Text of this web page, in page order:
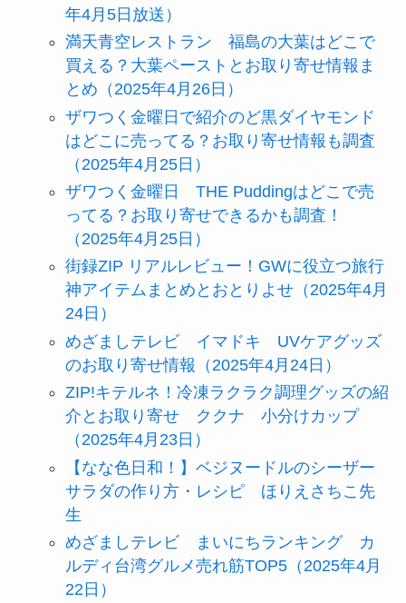
年4月5日放送）
満天青空レストラン 福島の大葉はどこで
買える？大葉ペーストとお取り寄せ情報ま
とめ（2025年4月26日）
ザワつく金曜日で紹介のど黒ダイヤモンド
はどこに売ってる？お取り寄せ情報も調査
（2025年4月25日）
ザワつく金曜日 THE Puddingはどこで売
ってる？お取り寄せできるかも調査！
（2025年4月25日）
街録ZIP リアルレビュー！GWに役立つ旅行
神アイテムまとめとおとりよせ（2025年4月
24日）
めざましテレビ イマドキ UVケアグッズ
のお取り寄せ情報（2025年4月24日）
ZIP!キテルネ！冷凍ラクラク調理グッズの紹
介とお取り寄せ ククナ 小分けカップ
（2025年4月23日）
【なな色日和！】ベジヌードルのシーザー
サラダの作り方・レシピ ほりえさちこ先
生
めざましテレビ まいにちランキング カ
ルディ台湾グルメ売れ筋TOP5（2025年4月
22日）